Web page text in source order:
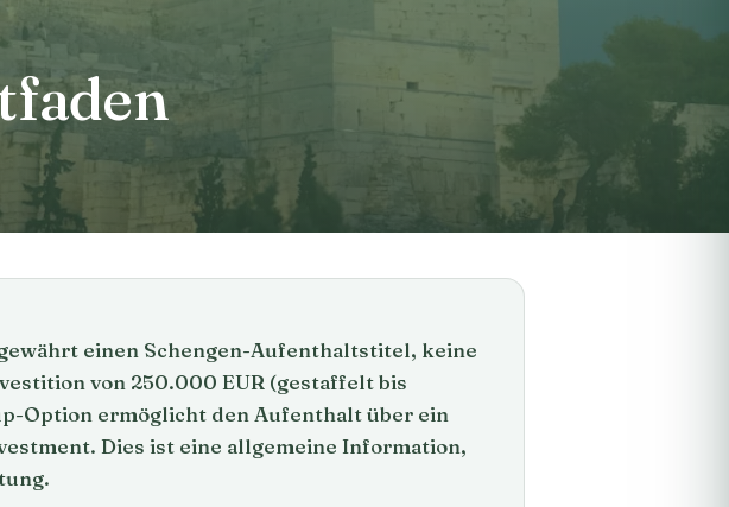
einen Schengen-Aufenthaltstitel, keine
von 250.000 EUR (gestaffelt bis
Option ermöglicht den Aufenthalt über ein
Dies ist eine allgemeine Information,